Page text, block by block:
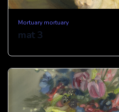
Mortuary mortuary
mat 3